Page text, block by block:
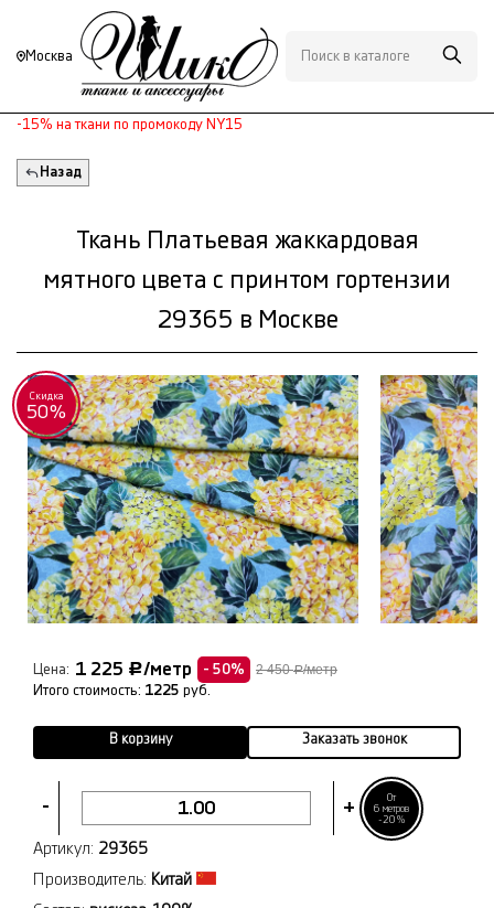
Москва
-15% на ткани по промокоду NY15
Назад
Ткань Платьевая жаккардовая
мятного цвета с принтом гортензии
29365 в Москве
Скидка
50%
- +
От
6 метров
-20%
Цена: 1 225 Р/метр - 50% 2 450 Р/метр
Итого стоимость: 1225 руб.
В корзину Заказать звонок
Артикул: 29365
Производитель: Китай